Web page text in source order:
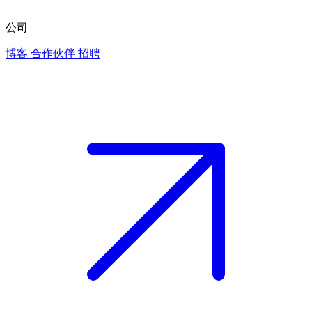
公司
博客 合作伙伴 招聘